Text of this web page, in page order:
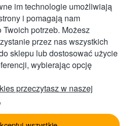
Kontakt
Klienta
im technologie umożliwiają
i pomagają nam
potrzeb. Możesz
przez nas wszystkich
sklepu lub dostosować użycie
wybierając opcję
przeczytasz w naszej